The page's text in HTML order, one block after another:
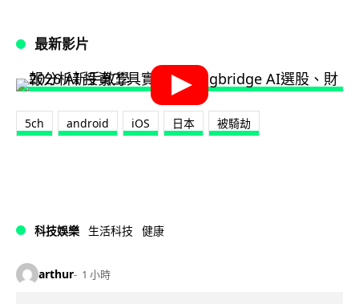
最新影片
5ch android iOS 日本 被騎劫
科技娛樂 生活科技 健康
arthur 1 小時